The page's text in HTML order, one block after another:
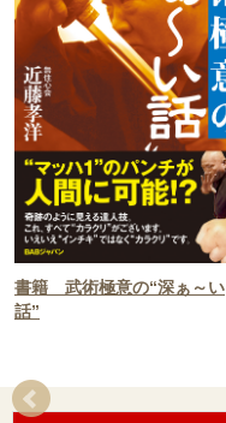
書籍 武術極意の“深ぁ～い
話”